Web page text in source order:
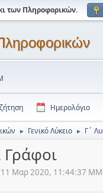
των Πληροφορικών.
Ημερολόγιο
► Γενικό Λύκειο ► Γ΄
Γράφοι
11 Μαρ 2020, 11:44:37 ΜΜ